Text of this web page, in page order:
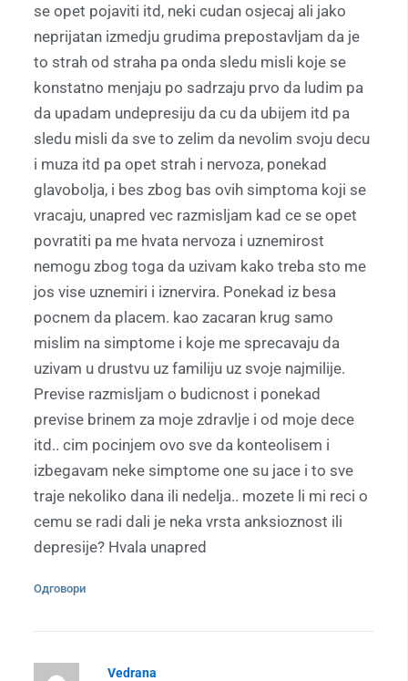
se opet pojaviti itd, neki cudan osjecaj ali jako
neprijatan izmedju grudima prepostavljam da je
to strah od straha pa onda sledu misli koje se
konstatno menjaju po sadrzaju prvo da ludim pa
da upadam undepresiju da cu da ubijem itd pa
sledu misli da sve to zelim da nevolim svoju decu
i muza itd pa opet strah i nervoza, ponekad
glavobolja, i bes zbog bas ovih simptoma koji se
vracaju, unapred vec razmisljam kad ce se opet
povratiti pa me hvata nervoza i uznemirost
nemogu zbog toga da uzivam kako treba sto me
jos vise uznemiri i iznervira. Ponekad iz besa
pocnem da placem. kao zacaran krug samo
mislim na simptome i koje me sprecavaju da
uzivam u drustvu uz familiju uz svoje najmilije.
Previse razmisljam o budicnost i ponekad
previse brinem za moje zdravlje i od moje dece
itd.. cim pocinjem ovo sve da konteolisem i
izbegavam neke simptome one su jace i to sve
traje nekoliko dana ili nedelja.. mozete li mi reci o
cemu se radi dali je neka vrsta anksioznost ili
depresije? Hvala unapred
Одговори
Vedrana